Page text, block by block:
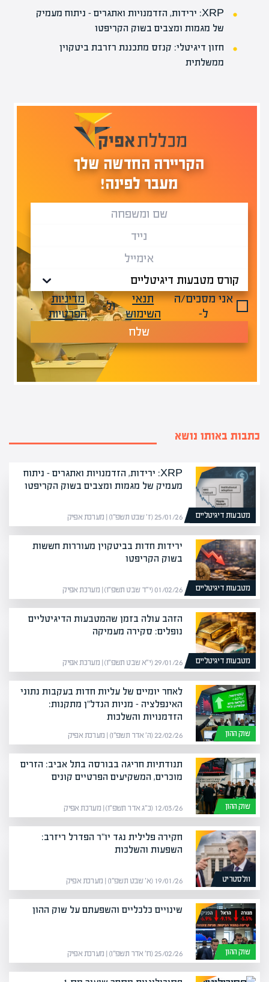
XRP: ירידות, הזדמנויות ואתגרים – ניתוח מעמיק
של מגמות ומצבים בשוק הקריפטו
חזון דיגיטלי: קנזס מתכננת רזרבת ביטקוין
ממשלתית
הקריירה החדשה שלך
מעבר לפינה!
אני מסכים/ה
ל-
תנאי
השימוש
ול-
מדיניות
הפרטיות
.
שלח
כתבות באותו נושא
מטבעות דיגיטליים
XRP: ירידות, הזדמנויות ואתגרים – ניתוח
מעמיק של מגמות ומצבים בשוק הקריפטו
25/01/26 (ז׳ שבט תשפ״ו) | מערכת אפיק
מטבעות דיגיטליים
ירידות חדות בביטקוין מעוררות חששות
בשוק הקריפטו
01/02/26 (י״ד שבט תשפ״ו) | מערכת אפיק
מטבעות דיגיטליים
הזהב עולה בזמן שהמטבעות הדיגיטליים
נופלים: סקירה מעמיקה
29/01/26 (י״א שבט תשפ״ו) | מערכת אפיק
שוק ההון
לאחר יומיים של עליות חדות בעקבות נתוני
האינפלציה – מניות הנדל"ן מתקנות:
הזדמנויות והשלכות
22/02/26 (ה׳ אדר תשפ״ו) | מערכת אפיק
שוק ההון
תנודתיות חריגה בבורסה בתל אביב: הזרים
מוכרים, המשקיעים הפרטיים קונים
12/03/26 (כ״ג אדר תשפ״ו) | מערכת אפיק
וולסטריט
חקירה פלילית נגד יו"ר הפדרל ריזרב:
השפעות והשלכות
19/01/26 (א׳ שבט תשפ״ו) | מערכת אפיק
שוק ההון
שינויים כלכליים והשפעתם על שוק ההון
25/02/26 (ח׳ אדר תשפ״ו) | מערכת אפיק